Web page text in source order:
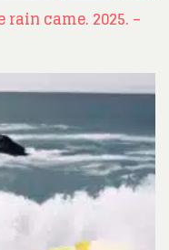
came. 2025. –